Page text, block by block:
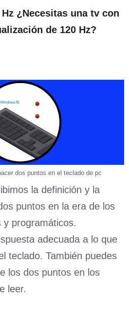
Hz ¿Necesitas una tv con
de 120 Hz?
dos puntos en el teclado de pc
la definición y la
puntos en la era de los
y programáticos.
adecuada a lo que
teclado. También puedes
los dos puntos en los
leer.